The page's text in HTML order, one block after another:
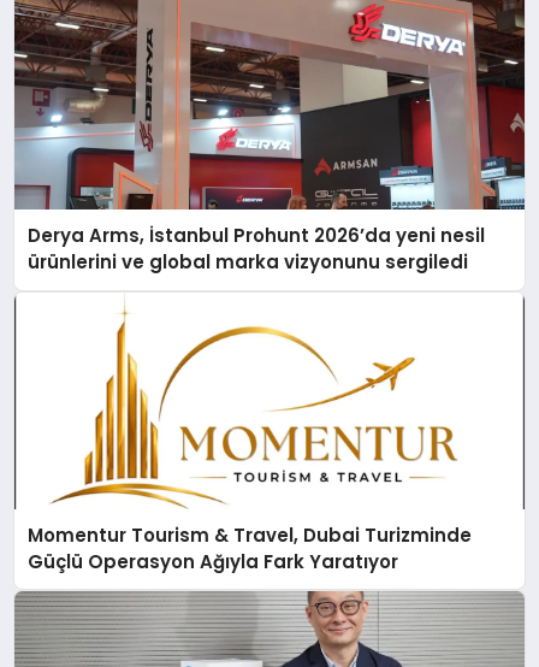
Derya Arms, İstanbul Prohunt 2026’da yeni nesil
ürünlerini ve global marka vizyonunu sergiledi
Momentur Tourism & Travel, Dubai Turizminde
Güçlü Operasyon Ağıyla Fark Yaratıyor